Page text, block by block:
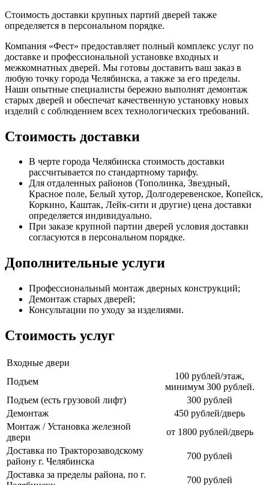
Стоимость доставки крупных партий дверей также
определяется в персональном порядке.
Компания «Фест» предоставляет полный комплекс услуг по
доставке и профессиональной установке входных и
межкомнатных дверей. Мы готовы доставить ваш заказ в
любую точку города Челябинска, а также за его пределы.
Наши опытные специалисты бережно выполнят демонтаж
старых дверей и обеспечат качественную установку новых
изделий с соблюдением всех технологических требований.
Стоимость доставки
В черте города Челябинска стоимость доставки
рассчитывается по стандартному тарифу.
Для отдаленных районов (Тополинка, Звездный,
Красное поле, Белый хутор, Долгодеревенское, Копейск,
Коркино, Каштак, Лейк-сити и другие) цена доставки
определяется индивидуально.
При заказе крупной партии дверей условия доставки
согласуются в персональном порядке.
Дополнительные услуги
Профессиональный монтаж дверных конструкций;
Демонтаж старых дверей;
Консультации по уходу за изделиями.
Стоимость услуг
Входные двери
Подъем
100 рублей/этаж,
минимум 300 рублей.
Подъем (есть грузовой лифт)
300 рублей
Демонтаж
450 рублей/дверь
Монтаж / Установка железной
двери
от 1800 рублей/дверь
Доставка по Тракторозаводскому
району г. Челябинска
700 рублей
Доставка за пределы района, по г.
700 рублей